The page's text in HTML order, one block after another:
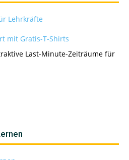
mit Gratis-T-Shirts
Last-Minute-Zeiträume für